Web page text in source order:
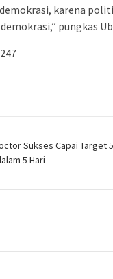
karena
pungkas
247
Sukses Capai Target
5 Hari